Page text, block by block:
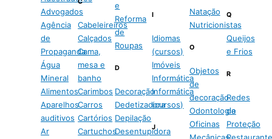
Advogados
Agência
de
Propaganda
Água
Mineral
Alimentos
Aparelhos
auditivos
Ar
Cabeleireiros
Calçados
Cama,
mesa e
banho
Carimbos
Carros
Cartórios
Cartuchos
e
Reforma
de
Roupas
D
Decoração
Dedetizadora
Depilação
Desentupidora
I
Idiomas
(cursos)
Imóveis
Informática
Informática
(cursos)
J
Natação
Nutricionistas
O
Objetos
de
decoração
Odontologia
Oficinas
Q
Queijos
e Frios
R
Redes
de
Proteção